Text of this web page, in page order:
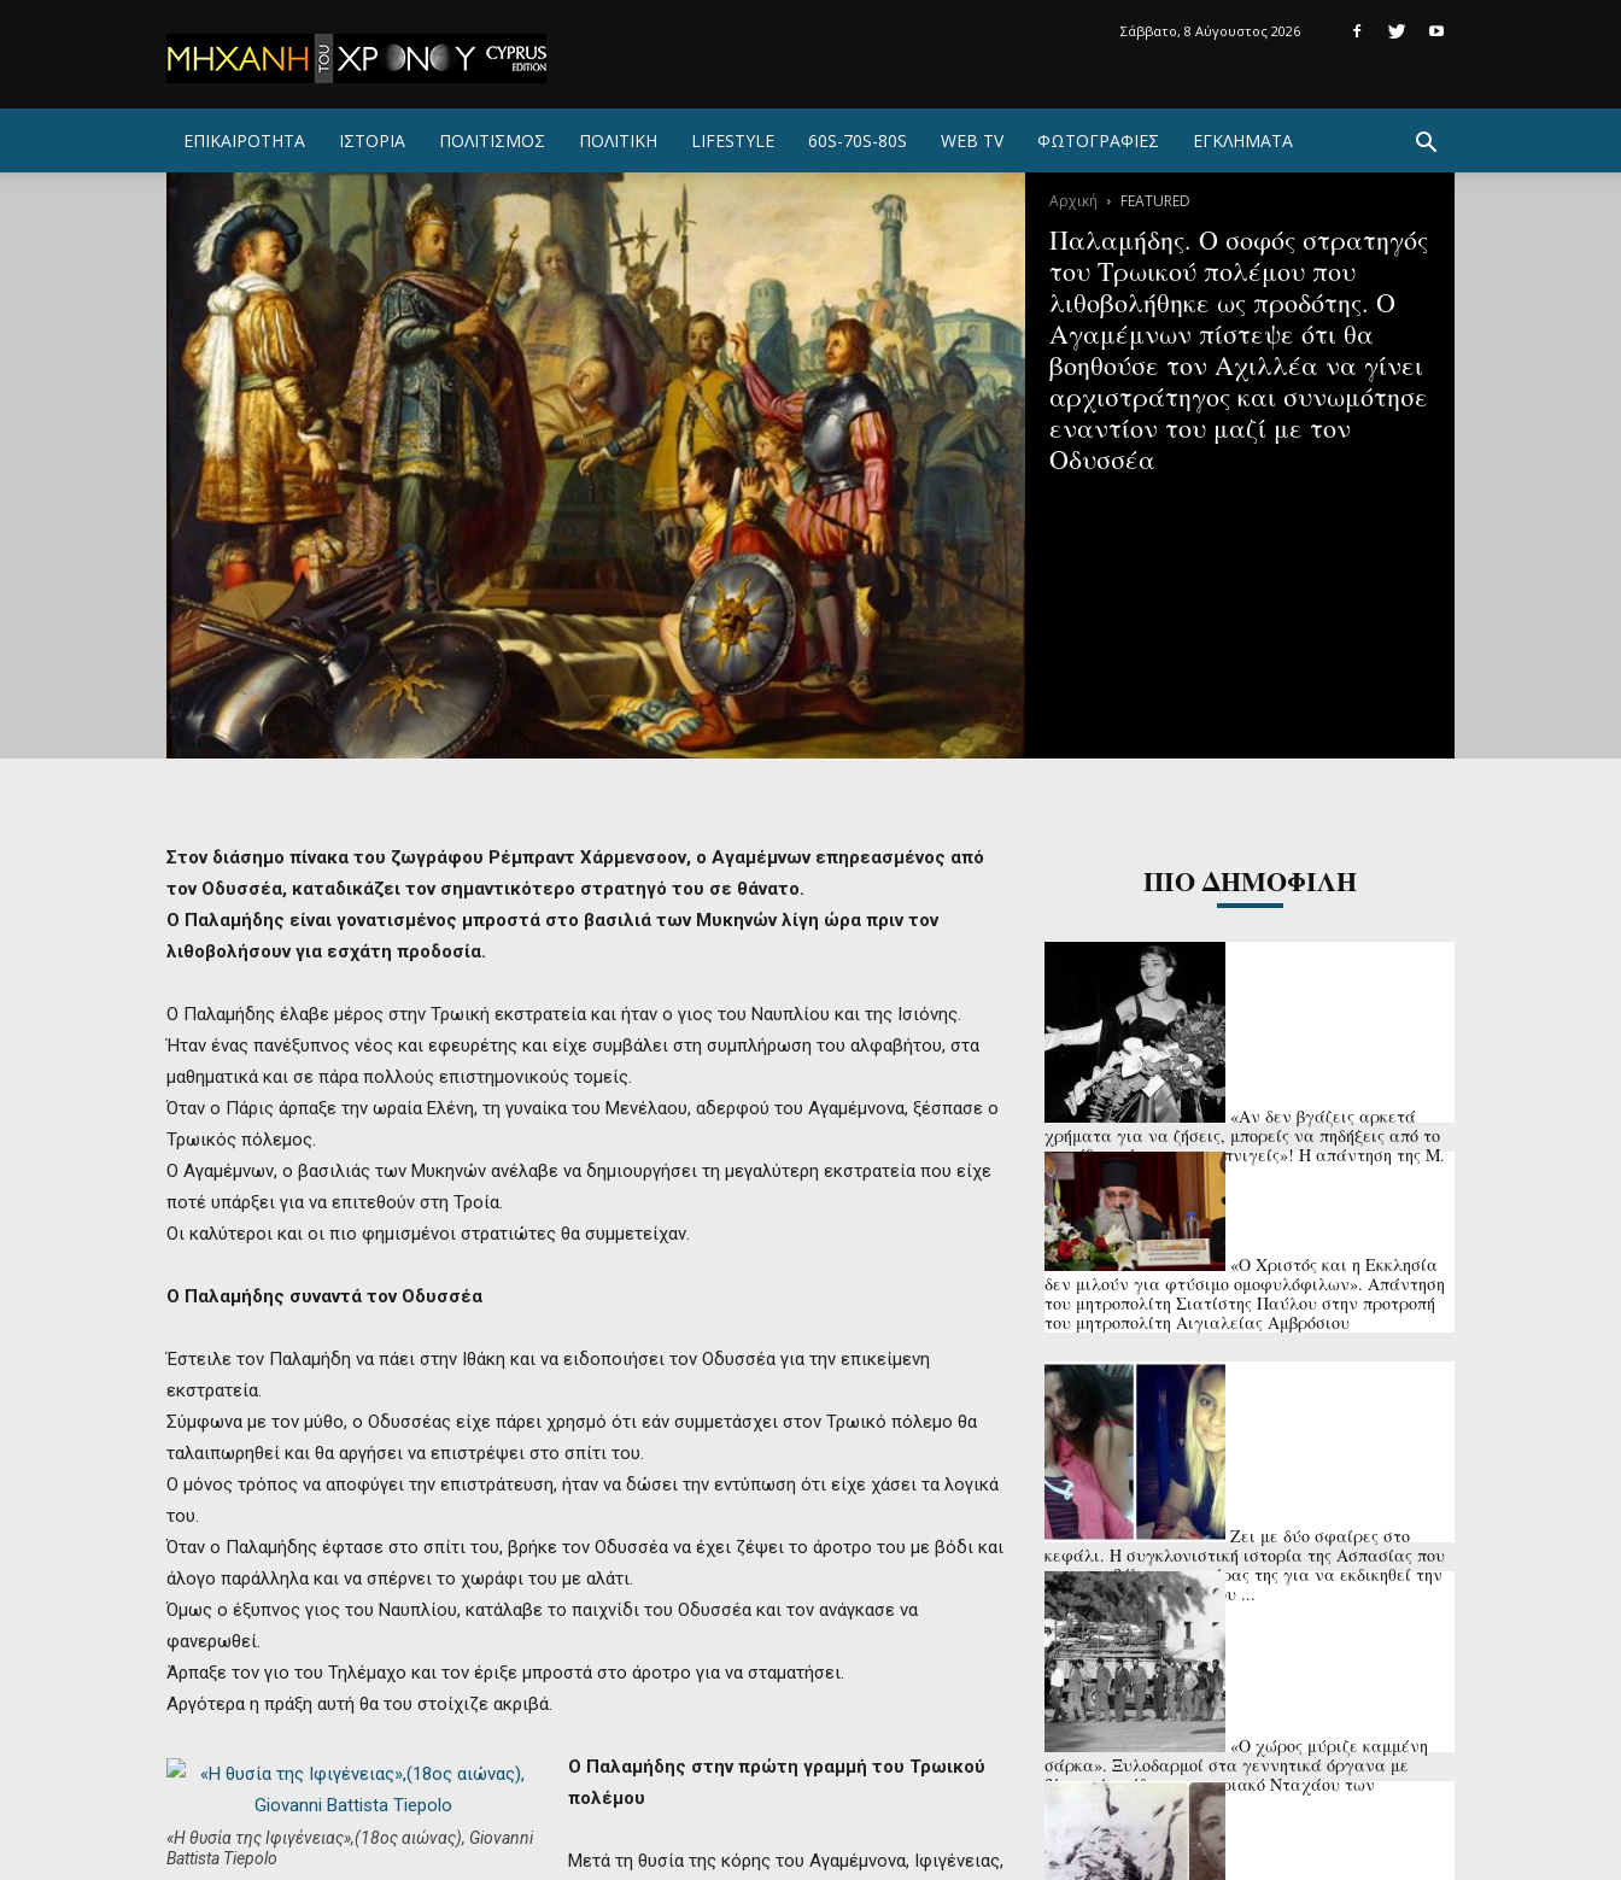
ΤΟΥ
ΧΡΟΝΟΥ
Σάββατο, 8 Αύγουστος 2026
ΕΠΙΚΑΙΡΟΤΗΤΑ ΙΣΤΟΡΙΑ ΠΟΛΙΤΙΣΜΟΣ ΠΟΛΙΤΙΚΗ LIFESTYLE 60S-70S-80S WEB TV ΦΩΤΟΓΡΑΦΙΕΣ ΕΓΚΛΗΜΑΤΑ
Αρχική FEATURED
Παλαμήδης. Ο σοφός στρατηγός
του Τρωικού πολέμου που
λιθοβολήθηκε ως προδότης. Ο
Αγαμέμνων πίστεψε ότι θα
βοηθούσε τον Αχιλλέα να γίνει
αρχιστράτηγος και συνωμότησε
εναντίον του μαζί με τον
Οδυσσέα
Στον διάσημο πίνακα του ζωγράφου Ρέμπραντ Χάρμενσοον, ο Αγαμέμνων επηρεασμένος από
τον Οδυσσέα, καταδικάζει τον σημαντικότερο στρατηγό του σε θάνατο.
Ο Παλαμήδης είναι γονατισμένος μπροστά στο βασιλιά των Μυκηνών λίγη ώρα πριν τον
λιθοβολήσουν για εσχάτη προδοσία.
Ο Παλαμήδης έλαβε μέρος στην Τρωική εκστρατεία και ήταν ο γιος του Ναυπλίου και της Ισιόνης.
Ήταν ένας πανέξυπνος νέος και εφευρέτης και είχε συμβάλει στη συμπλήρωση του αλφαβήτου, στα
μαθηματικά και σε πάρα πολλούς επιστημονικούς τομείς.
Όταν ο Πάρις άρπαξε την ωραία Ελένη, τη γυναίκα του Μενέλαου, αδερφού του Αγαμέμνονα, ξέσπασε ο
Τρωικός πόλεμος.
Ο Αγαμέμνων, ο βασιλιάς των Μυκηνών ανέλαβε να δημιουργήσει τη μεγαλύτερη εκστρατεία που είχε
ποτέ υπάρξει για να επιτεθούν στη Τροία.
Οι καλύτεροι και οι πιο φημισμένοι στρατιώτες θα συμμετείχαν.
Ο Παλαμήδης συναντά τον Οδυσσέα
Έστειλε τον Παλαμήδη να πάει στην Ιθάκη και να ειδοποιήσει τον Οδυσσέα για την επικείμενη
εκστρατεία.
Σύμφωνα με τον μύθο, ο Οδυσσέας είχε πάρει χρησμό ότι εάν συμμετάσχει στον Τρωικό πόλεμο θα
ταλαιπωρηθεί και θα αργήσει να επιστρέψει στο σπίτι του.
Ο μόνος τρόπος να αποφύγει την επιστράτευση, ήταν να δώσει την εντύπωση ότι είχε χάσει τα λογικά
του.
Όταν ο Παλαμήδης έφτασε στο σπίτι του, βρήκε τον Οδυσσέα να έχει ζέψει το άροτρο του με βόδι και
άλογο παράλληλα και να σπέρνει το χωράφι του με αλάτι.
Όμως ο έξυπνος γιος του Ναυπλίου, κατάλαβε το παιχνίδι του Οδυσσέα και τον ανάγκασε να
φανερωθεί.
Άρπαξε τον γιο του Τηλέμαχο και τον έριξε μπροστά στο άροτρο για να σταματήσει.
Αργότερα η πράξη αυτή θα του στοίχιζε ακριβά.
«H θυσία της Ιφιγένειας»,(18oς αιώνας), Giovanni
Battista Tiepolo
Ο Παλαμήδης στην πρώτη γραμμή του Τρωικού
πολέμου
Μετά τη θυσία της κόρης του Αγαμέμνονα, Ιφιγένειας,
ΠΙΟ ΔΗΜΟΦΙΛΗ
«Αν δεν βγάζεις αρκετά
χρήματα για να ζήσεις, μπορείς να πηδήξεις από το
παράθυρο ή να πας να πνιγείς»! Η απάντηση της Μ.
Κάλας στη ...
«Ο Χριστός και η Εκκλησία
δεν μιλούν για φτύσιμο ομοφυλόφιλων». Απάντηση
του μητροπολίτη Σιατίστης Παύλου στην προτροπή
του μητροπολίτη Αιγιαλείας Αμβρόσιου
Ζει με δύο σφαίρες στο
κεφάλι. Η συγκλονιστική ιστορία της Ασπασίας που
την πυροβόλησε ο πατέρας της για να εκδικηθεί την
εν διαστάσει σύζυγό του ...
«Ο χώρος μύριζε καμμένη
σάρκα». Ξυλοδαρμοί στα γεννητικά όργανα με
βίτσα. Ακράδες, το κυπριακό Νταχάου των
εγκλωβισμένων.